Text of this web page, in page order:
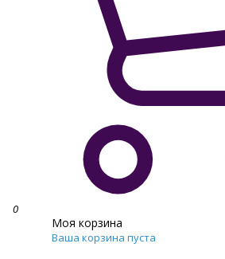
0
Моя корзина
Ваша корзина пуста